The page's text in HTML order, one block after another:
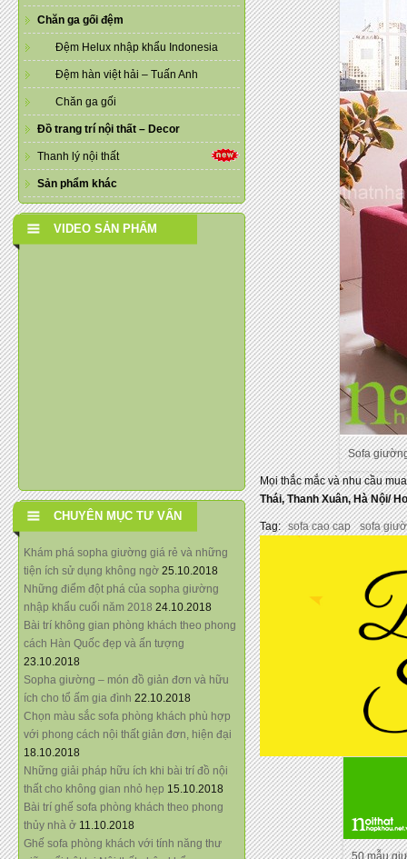
Chăn ga gối đệm
Đệm Helux nhập khẩu Indonesia
Đệm hàn việt hải – Tuấn Anh
Chăn ga gối
Đồ trang trí nội thất – Decor
Thanh lý nội thất
Sản phẩm khác
VIDEO SẢN PHẨM
CHUYÊN MỤC TƯ VẤN
Khám phá sopha giường giá rẻ và những
tiện ích sử dụng không ngờ 25.10.2018
Những điểm đột phá của sopha giường
nhập khẩu cuối năm 2018 24.10.2018
Bài trí không gian phòng khách theo phong
cách Hàn Quốc đẹp và ấn tượng
23.10.2018
Sopha giường – món đồ giản đơn và hữu
ích cho tổ ấm gia đình 22.10.2018
Chọn màu sắc sofa phòng khách phù hợp
với phong cách nội thất giản đơn, hiện đại
18.10.2018
Những giải pháp hữu ích khi bài trí đồ nội
thất cho không gian nhỏ hẹp 15.10.2018
Bài trí ghế sofa phòng khách theo phong
thủy nhà ở 11.10.2018
Ghế sofa phòng khách với tính năng thư
Sofa
Mọi thắc mắc và nhu cầu
Thái, Thanh Xuân, Hà Nội/
Tag: sofa cao cap sofa
50 mẫu